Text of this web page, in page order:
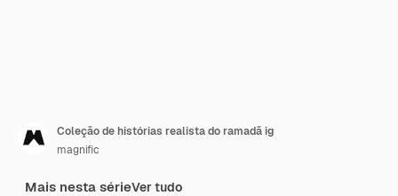
Coleção de histórias realista do ramadã ig
magnific
Mais nesta sérieVer tudo